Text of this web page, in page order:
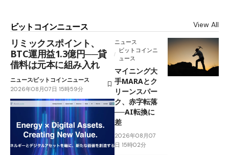
ビットコインニュース View All
リミックスポイント、
BTC運用益1.3億円──貸
借料は元本に組み入れ
ニュースビットコインニュース
2026年08月07日 15時59分
ニュース
ビットコインニ
ュース
マイニング大
手MARAとク
リーンスパー
ク、赤字転落
──AI転換に
差
2026年08月07
日 15時02分